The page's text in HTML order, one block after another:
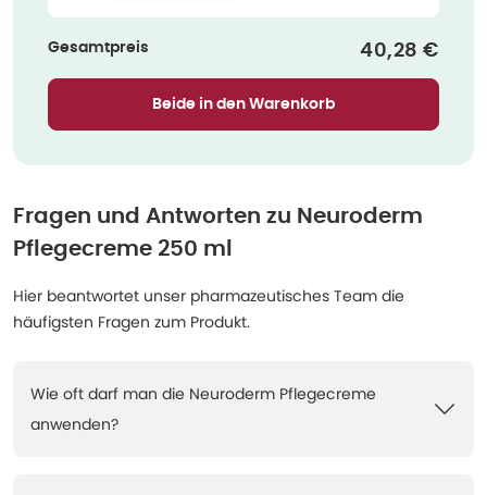
Gesamtpreis 40,28 €
Beide in den Warenkorb
Fragen und Antworten zu Neuroderm
Pflegecreme 250 ml
Hier beantwortet unser pharmazeutisches Team die
häufigsten Fragen zum Produkt.
Wie oft darf man die Neuroderm Pflegecreme
anwenden?